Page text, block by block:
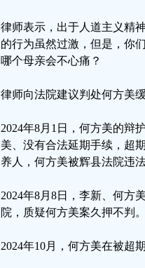
律师表示，出于人道主义精
的行为虽然过激，但是，你
哪个母亲会不心痛？
律师向法院建议判处何方美
2024年8月1日，何方美的辩
美、没有合法延期手续，超
养人，何方美被辉县法院违
2024年8月8日，李新、何方
院，质疑何方美案久押不判
2024年10月，何方美在被超